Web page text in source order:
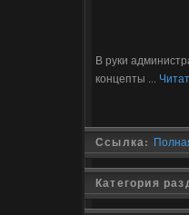
В руки
концепты ...
Ссылка:
Категория